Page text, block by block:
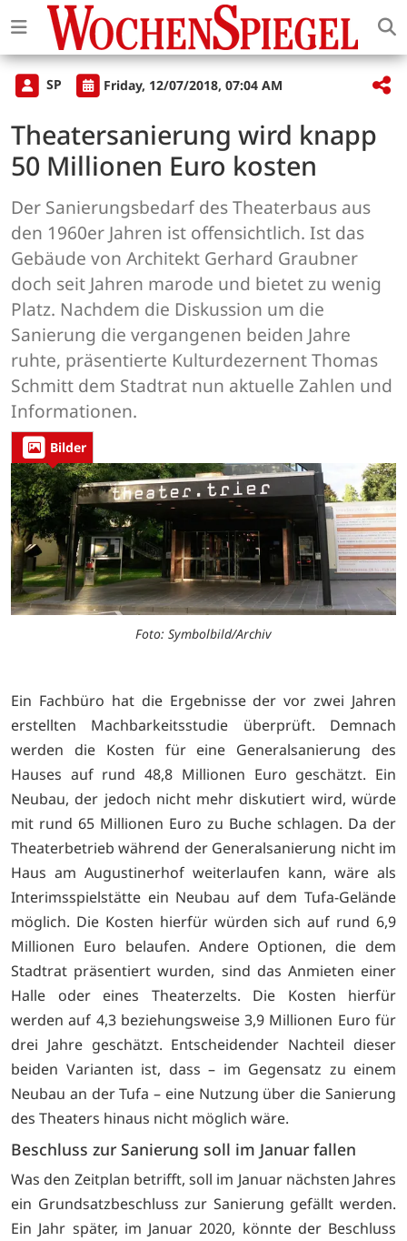
SP Friday, 12/07/2018, 07:04 AM
Theatersanierung wird knapp
50 Millionen Euro kosten
Der Sanierungsbedarf des Theaterbaus aus
den 1960er Jahren ist offensichtlich. Ist das
Gebäude von Architekt Gerhard Graubner
doch seit Jahren marode und bietet zu wenig
Platz. Nachdem die Diskussion um die
Sanierung die vergangenen beiden Jahre
ruhte, präsentierte Kulturdezernent Thomas
Schmitt dem Stadtrat nun aktuelle Zahlen und
Informationen.
Bilder
Foto: Symbolbild/Archiv
Ein Fachbüro hat die Ergebnisse der vor zwei Jahren
erstellten Machbarkeitsstudie überprüft. Demnach
werden die Kosten für eine Generalsanierung des
Hauses auf rund 48,8 Millionen Euro geschätzt. Ein
Neubau, der jedoch nicht mehr diskutiert wird, würde
mit rund 65 Millionen Euro zu Buche schlagen. Da der
Theaterbetrieb während der Generalsanierung nicht im
Haus am Augustinerhof weiterlaufen kann, wäre als
Interimsspielstätte ein Neubau auf dem Tufa-Gelände
möglich. Die Kosten hierfür würden sich auf rund 6,9
Millionen Euro belaufen. Andere Optionen, die dem
Stadtrat präsentiert wurden, sind das Anmieten einer
Halle oder eines Theaterzelts. Die Kosten hierfür
werden auf 4,3 beziehungsweise 3,9 Millionen Euro für
drei Jahre geschätzt. Entscheidender Nachteil dieser
beiden Varianten ist, dass – im Gegensatz zu einem
Neubau an der Tufa – eine Nutzung über die Sanierung
des Theaters hinaus nicht möglich wäre.
Beschluss zur Sanierung soll im Januar fallen
Was den Zeitplan betrifft, soll im Januar nächsten Jahres
ein Grundsatzbeschluss zur Sanierung gefällt werden.
Ein Jahr später, im Januar 2020, könnte der Beschluss